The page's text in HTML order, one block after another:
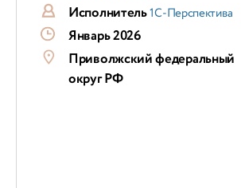
Исполнитель1С-Перспектива
Январь 2026
Приволжский федеральный
округ РФ